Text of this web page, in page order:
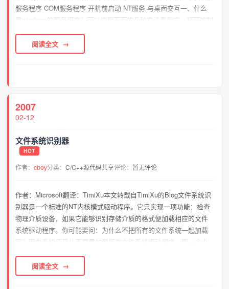
服务程序 COM服务程序 开机前启动 NT服务 与桌面交互一、什么
是windows的服务程序？可以使用下面的几种方法看到它。打开控制
面板，然后是管理工具，里面有一个“服务”，双击后打开...
阅读全文
2007
02-12
文件系统识别器
HOT
作者：cboy分类：C/C++源代码共享评论：暂无评论
作者：Microsoft翻译：TimiXu本文转载自TimiXu的Blog文件系统识
别器是一个标准的NT内核模式驱动程序。它只实现一项功能：检查
物理介质设备，如果它能够识别存储介质的格式便加载相应的文件
系统驱动程序。你可能要问：为什么不把所有的文件系统一起加载
呢？因为系统几乎从不需要加载所有文件系统驱动程序，用一个小
驱动可以节约数百K系统内存。实际上，所有标准的NT物理介质文
件系统都利用文件系统识...
阅读全文